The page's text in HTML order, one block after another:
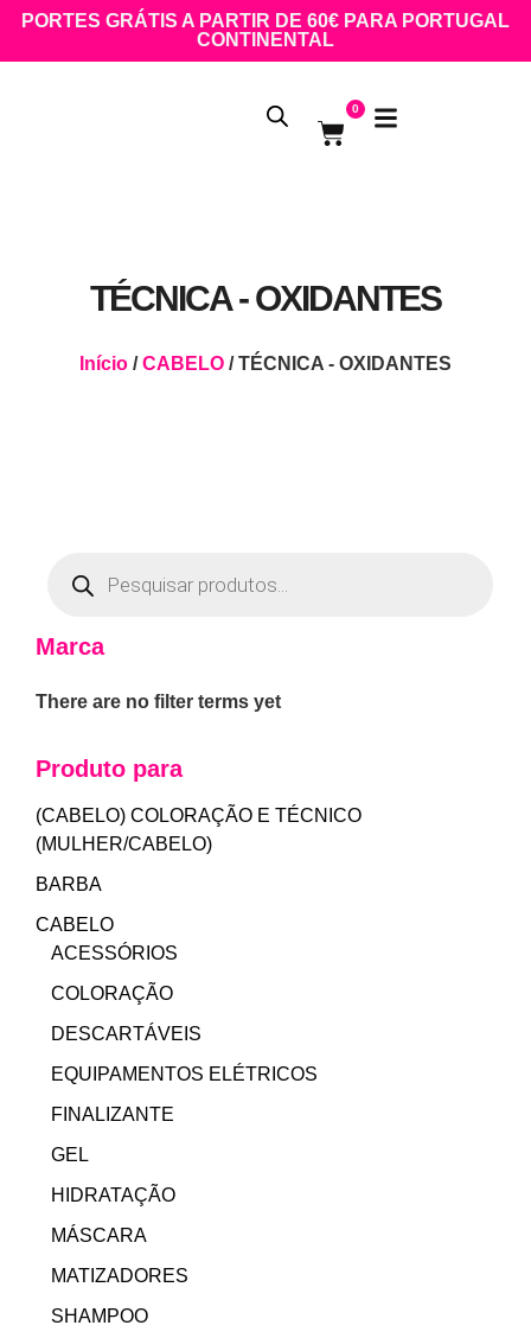
PORTES GRÁTIS A PARTIR DE 60€ PARA PORTUGAL
CONTINENTAL
0
TÉCNICA - OXIDANTES
Início /CABELO / TÉCNICA - OXIDANTES
Marca
There are no filter terms yet
Produto para
(CABELO) COLORAÇÃO E TÉCNICO
(MULHER/CABELO)
BARBA
CABELO
ACESSÓRIOS
COLORAÇÃO
DESCARTÁVEIS
EQUIPAMENTOS ELÉTRICOS
FINALIZANTE
GEL
HIDRATAÇÃO
MÁSCARA
MATIZADORES
SHAMPOO